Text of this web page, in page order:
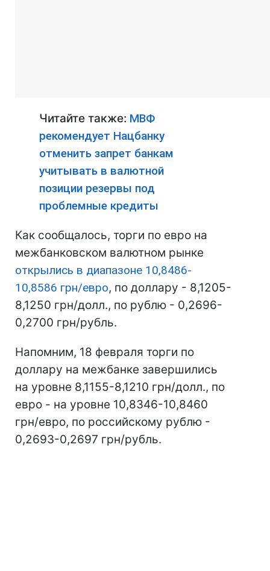
Читайте также: МВФ
рекомендует Нацбанку
отменить запрет банкам
учитывать в валютной
позиции резервы под
проблемные кредиты
Как сообщалось, торги по евро на
межбанковском валютном рынке
открылись в диапазоне 10,8486-
10,8586 грн/евро, по доллару - 8,1205-
8,1250 грн/долл., по рублю - 0,2696-
0,2700 грн/рубль.
Напомним, 18 февраля торги по
доллару на межбанке завершились
на уровне 8,1155-8,1210 грн/долл., по
евро - на уровне 10,8346-10,8460
грн/евро, по российскому рублю -
0,2693-0,2697 грн/рубль.